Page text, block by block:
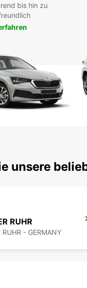
bis hin zu
unsere
RUHR
- GERMANY